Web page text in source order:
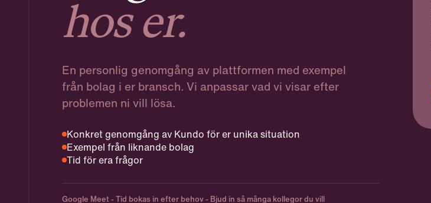
hos er.
En personlig genomgång av plattformen med exempel
från bolag i er bransch. Vi anpassar vad vi visar efter
problemen ni vill lösa.
Konkret genomgång av Kundo för er unika situation
Exempel från liknande bolag
Tid för era frågor
Google Meet - Tid bokas in efter behov - Bjud in så många kollegor du vill